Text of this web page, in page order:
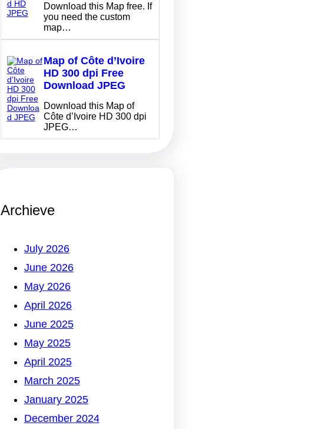
Download this Map free. If
you need the custom
map…
Map of Côte d’Ivoire
HD 300 dpi Free
Download JPEG
Download this Map of
Côte d’Ivoire HD 300 dpi
JPEG…
Archieve
July 2026
June 2026
May 2026
April 2026
June 2025
May 2025
April 2025
March 2025
January 2025
December 2024